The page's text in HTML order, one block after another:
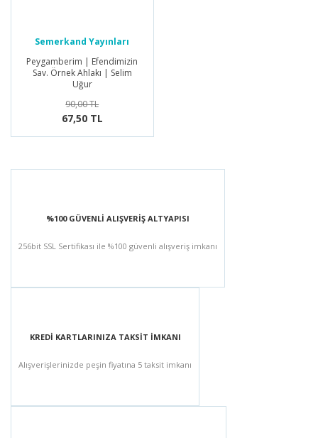
Semerkand Yayınları
Peygamberim | Efendimizin
Sav. Örnek Ahlakı | Selim
Uğur
90,00 TL
67,50 TL
%100 GÜVENLİ ALIŞVERİŞ ALTYAPISI
256bit SSL Sertifikası ile %100 güvenli alışveriş imkanı
KREDİ KARTLARINIZA TAKSİT İMKANI
Alışverişlerinizde peşin fiyatına 5 taksit imkanı